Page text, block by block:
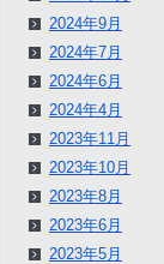
2024年9月
2024年7月
2024年6月
2024年4月
2023年11月
2023年10月
2023年8月
2023年6月
2023年5月